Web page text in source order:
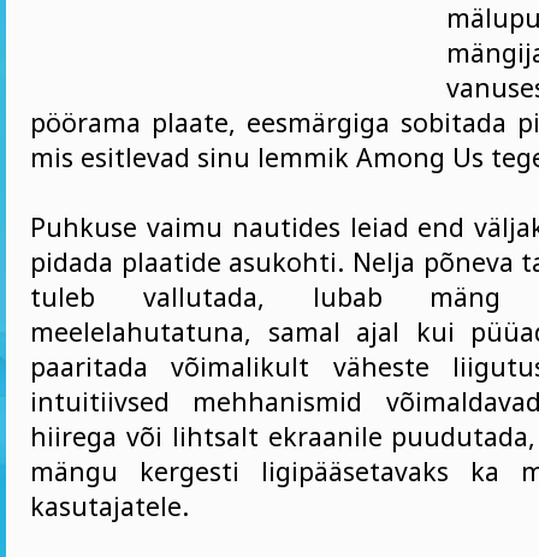
pöörama plaate, eesmärgiga sobitada
mis esitlevad sinu lemmik Among Us
Puhkuse vaimu nautides leiad end
pidada plaatide asukohti. Nelja põneva
tuleb vallutada, lubab mäng
meelelahutatuna, samal ajal kui
paaritada võimalikult väheste
intuitiivsed mehhanismid
hiirega või lihtsalt ekraanile
mängu kergesti ligipääsetavaks ka
kasutajatele.